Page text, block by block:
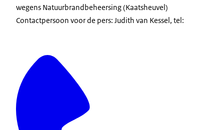
wegens Natuurbrandbeheersing (Kaatsheuvel)
Contactpersoon voor de pers: Judith van Kessel, tel: